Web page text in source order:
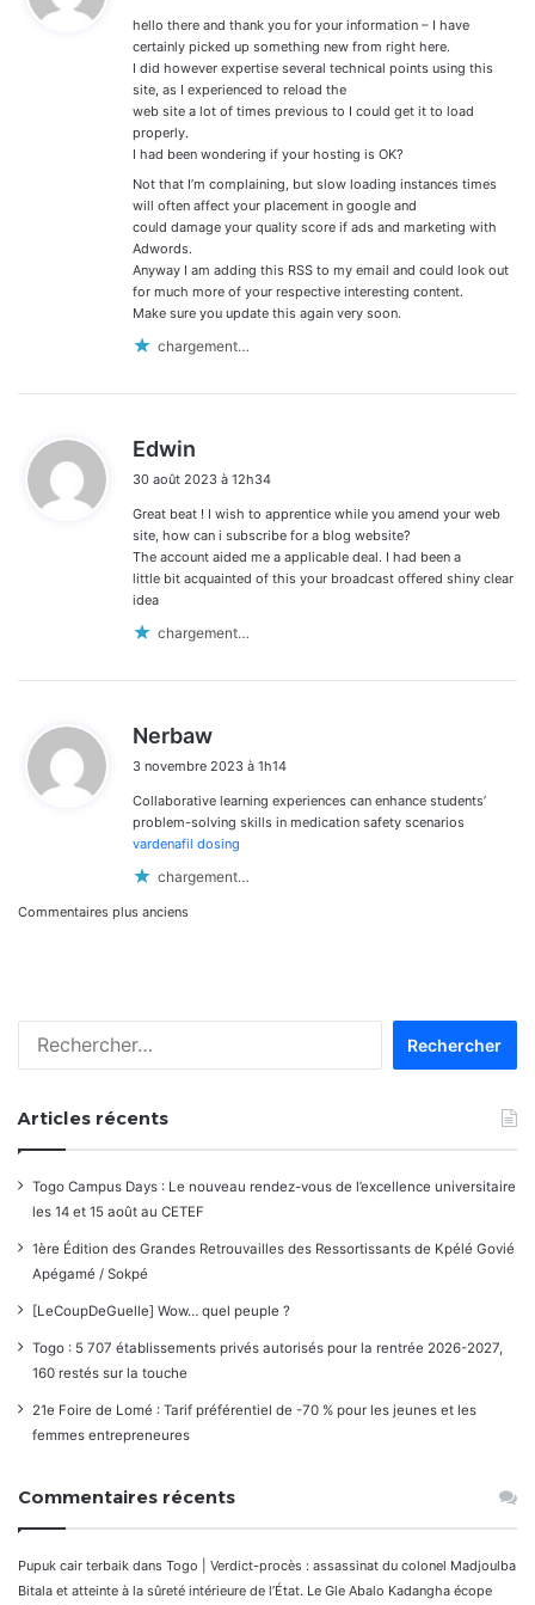
hello there and thank you for your information – I have
certainly picked up something new from right here.
I did however expertise several technical points using this
site, as I experienced to reload the
web site a lot of times previous to I could get it to load
properly.
I had been wondering if your hosting is OK?
Not that I’m complaining, but slow loading instances times
will often affect your placement in google and
could damage your quality score if ads and marketing with
Adwords.
Anyway I am adding this RSS to my email and could look out
for much more of your respective interesting content.
Make sure you update this again very soon.
chargement…
Edwin
t
:
30 août 2023 à 12h34
Great beat ! I wish to apprentice while you amend your web
site, how can i subscribe for a blog website?
The account aided me a applicable deal. I had been a
little bit acquainted of this your broadcast offered shiny clear
idea
chargement…
Nerbaw
t
:
3 novembre 2023 à 1h14
Collaborative learning experiences can enhance students’
problem-solving skills in medication safety scenarios
vardenafil dosing
chargement…
Navigation
commentaires
Commentaires plus anciens
Articles récents
Togo Campus Days : Le nouveau rendez-vous de l’excellence universitaire
les 14 et 15 août au CETEF
1ère Édition des Grandes Retrouvailles des Ressortissants de Kpélé Govié
Apégamé / Sokpé
[LeCoupDeGuelle] Wow… quel peuple ?
Togo : 5 707 établissements privés autorisés pour la rentrée 2026-2027,
160 restés sur la touche
21e Foire de Lomé : Tarif préférentiel de -70 % pour les jeunes et les
femmes entrepreneures
Commentaires récents
Pupuk cair terbaik dans Togo | Verdict-procès : assassinat du colonel Madjoulba
Bitala et atteinte à la sûreté intérieure de l’État. Le Gle Abalo Kadangha écope